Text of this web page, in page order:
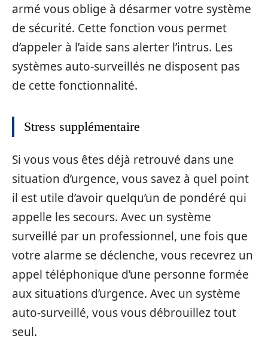
armé vous oblige à désarmer votre système
de sécurité. Cette fonction vous permet
d’appeler à l’aide sans alerter l’intrus. Les
systèmes auto-surveillés ne disposent pas
de cette fonctionnalité.
Stress supplémentaire
Si vous vous êtes déjà retrouvé dans une
situation d’urgence, vous savez à quel point
il est utile d’avoir quelqu’un de pondéré qui
appelle les secours. Avec un système
surveillé par un professionnel, une fois que
votre alarme se déclenche, vous recevrez un
appel téléphonique d’une personne formée
aux situations d’urgence. Avec un système
auto-surveillé, vous vous débrouillez tout
seul.